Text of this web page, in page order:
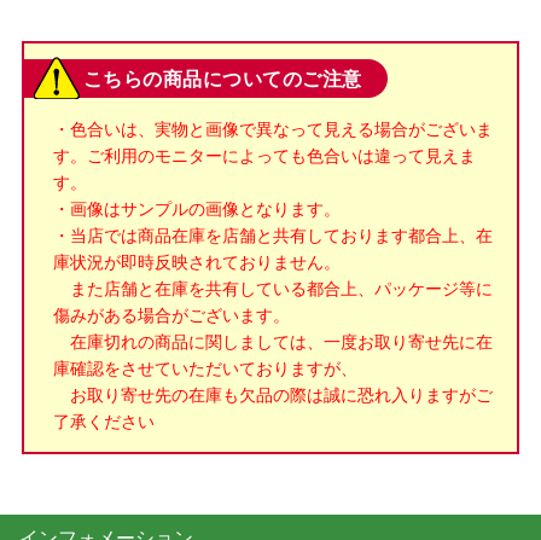
こちらの商品についてのご注意
・色合いは、実物と画像で異なって見える場合がございま
す。ご利用のモニターによっても色合いは違って見えま
す。
・画像はサンプルの画像となります。
・当店では商品在庫を店舗と共有しております都合上、在
庫状況が即時反映されておりません。
また店舗と在庫を共有している都合上、パッケージ等に
傷みがある場合がございます。
在庫切れの商品に関しましては、一度お取り寄せ先に在
庫確認をさせていただいておりますが、
お取り寄せ先の在庫も欠品の際は誠に恐れ入りますがご
了承ください